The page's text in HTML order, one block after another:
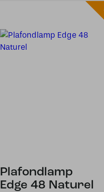
Plafondlamp
Edge 48 Naturel